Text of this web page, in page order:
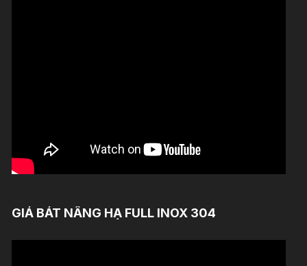
GIÁ BÁT NÂNG HẠ FULL INOX 304